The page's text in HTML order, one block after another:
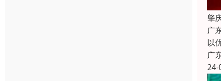
肇
广
以
广
24-